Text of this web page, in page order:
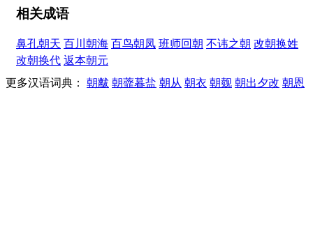
相关成语
鼻孔朝天 百川朝海 百鸟朝凤 班师回朝 不讳之朝 改朝换姓
改朝换代 返本朝元
更多汉语词典： 朝黻 朝虀暮盐 朝从 朝衣 朝觌 朝出夕改 朝恩